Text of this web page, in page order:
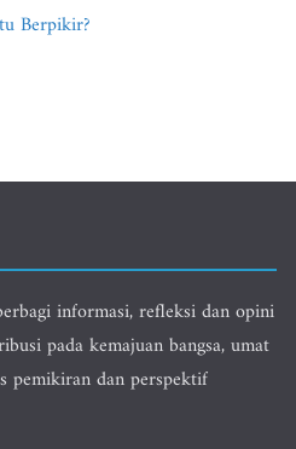
Berpikir?
informasi, refleksi dan opini
pada kemajuan bangsa, umat
pemikiran dan perspektif